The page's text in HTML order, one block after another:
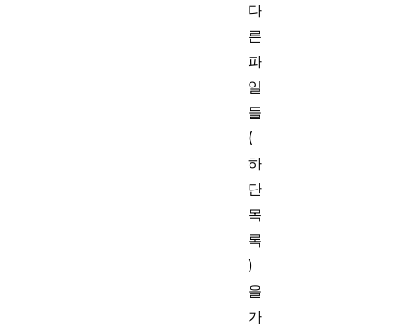
다
른
파
일
들
(
하
단
목
록
)
을
가